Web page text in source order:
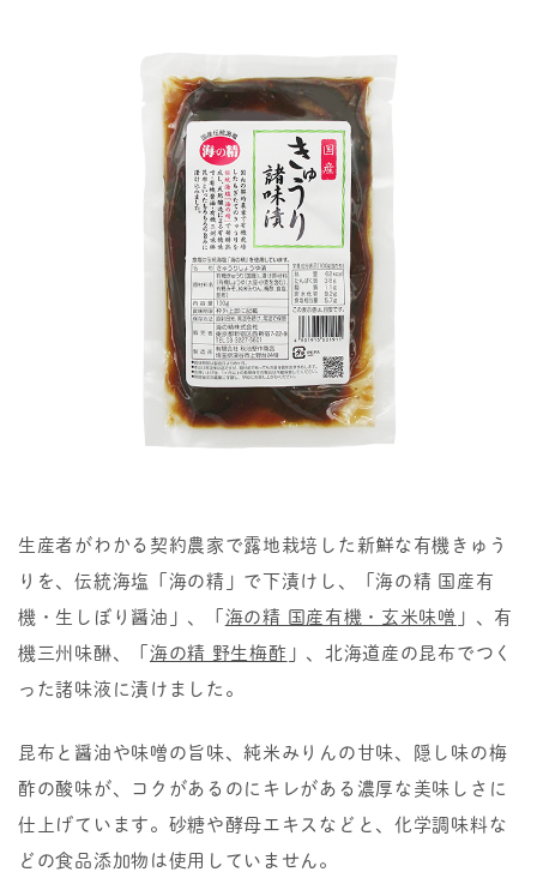
生産者がわかる契約農家で露地栽培した新鮮な有機きゅう
りを、伝統海塩「海の精」で下漬けし、「海の精 国産有
機・生しぼり醤油」、「 海の精 国産有機・玄米味噌 」、有
機三州味醂、「 海の精 野生梅酢 」、北海道産の昆布でつく
った諸味液に漬けました。
昆布と醤油や味噌の旨味、純米みりんの甘味、隠し味の梅
酢の酸味が、コクがあるのにキレがある濃厚な美味しさに
仕上げています。砂糖や酵母エキスなどと、化学調味料な
どの食品添加物は使用していません。